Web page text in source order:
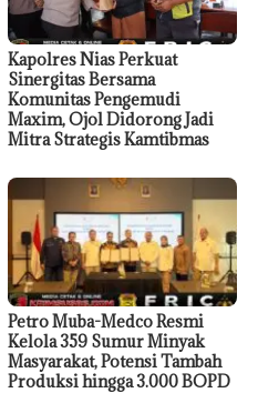
Kapolres Nias Perkuat
Sinergitas Bersama
Komunitas Pengemudi
Maxim, Ojol Didorong Jadi
Mitra Strategis Kamtibmas
Petro Muba-Medco Resmi
Kelola 359 Sumur Minyak
Masyarakat, Potensi Tambah
Produksi hingga 3.000 BOPD